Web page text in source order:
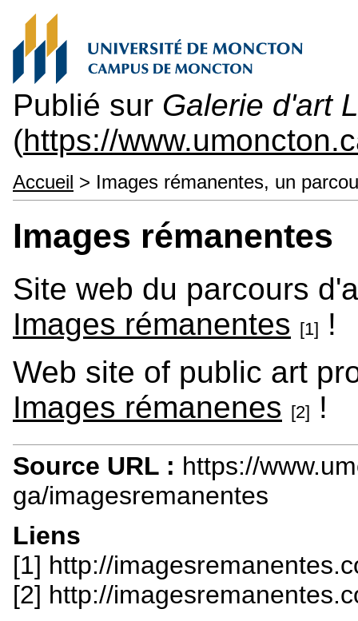
Publié sur Galerie d'art
(https://
Accueil > Images rémanentes, un
Images rémanentes
Site web du parcours
Images rémanentes [1] !
Web site of public art
Images rémanenes [2] !
Source URL : https://
ga/imagesremanentes
Liens
[1] http://
[2] http://